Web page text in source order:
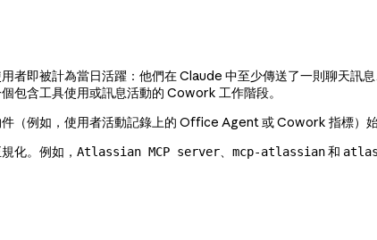
者即被計為當日活躍：他們在 Claude 中至少傳送了一則聊天
包含工具使用或訊息活動的 Cowork 工作階段。
（例如，使用者活動記錄上的 Office Agent 或 Cowork 指標）
化。例如， Atlassian MCP server、 mcp-atlassian和